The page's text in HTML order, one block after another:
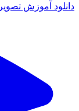
آموزش تصویری